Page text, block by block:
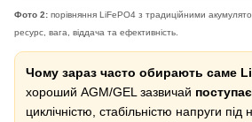
Фото 2: порівняння LiFePO4 з традиційними
ресурс, вага, віддача та ефективність.
Чому зараз часто обирають саме
хороший AGM/GEL зазвичай
циклічністю, стабільністю напруги